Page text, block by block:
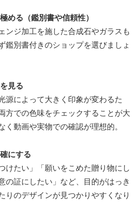
める（鑑別書や信頼性）
ンジ加工を施した合成石やガラスも
鑑別書付きのショップを選びましょ
見る
源によって大きく印象が変わるた
方での色味をチェックすることが大
く動画や実物での確認が理想的。
にする
けたい」「願いをこめた贈り物にし
の証にしたい」など、目的がはっき
りのデザインが見つかりやすくなり